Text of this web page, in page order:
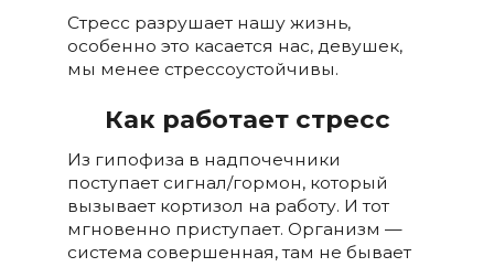
Стресс разрушает нашу жизнь,
особенно это касается нас, девушек,
мы менее стрессоустойчивы.
Как работает стресс
Из гипофиза в надпочечники
поступает сигнал/гормон, который
вызывает кортизол на работу. И тот
мгновенно приступает. Организм —
система совершенная, там не бывает